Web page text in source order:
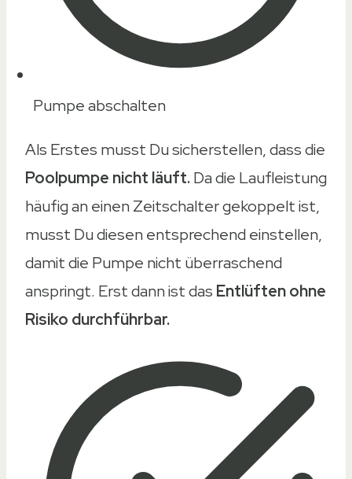
Pumpe abschalten
Als Erstes musst Du sicherstellen, dass die
Poolpumpe nicht läuft.Da die Laufleistung
häufig an einen Zeitschalter gekoppelt ist,
musst Du diesen entsprechend einstellen,
damit die Pumpe nicht überraschend
anspringt. Erst dann ist das Entlüften ohne
Risiko durchführbar.